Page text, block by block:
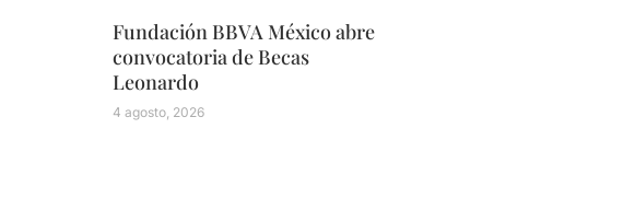
Fundación BBVA México abre
convocatoria de Becas
Leonardo
4 agosto, 2026